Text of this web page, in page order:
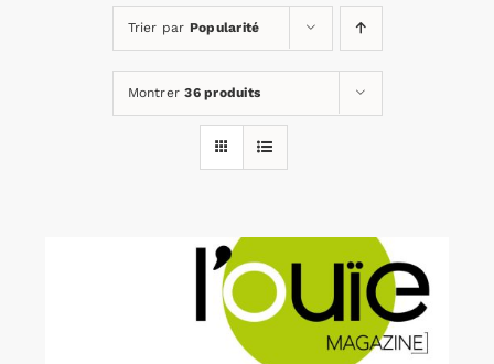
Trier par Popularité
Montrer36 produits